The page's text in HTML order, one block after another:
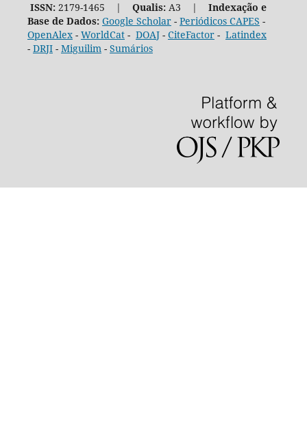
ISSN:2179-1465 | Qualis:A3 | Indexação e
Base de Dados: Google Scholar- Periódicos CAPES -
OpenAlex- WorldCat- DOAJ- CiteFactor- Latindex
- DRJI- Miguilim- Sumários